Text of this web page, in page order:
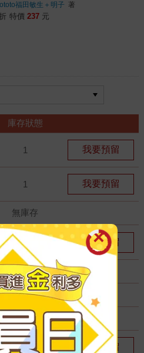
福田敏生＋明子 著
特價 237 元
庫存狀態
1 我要預留
1 我要預留
無庫存
1 我要預留
無庫存
無庫存
無庫存
1 我要預留